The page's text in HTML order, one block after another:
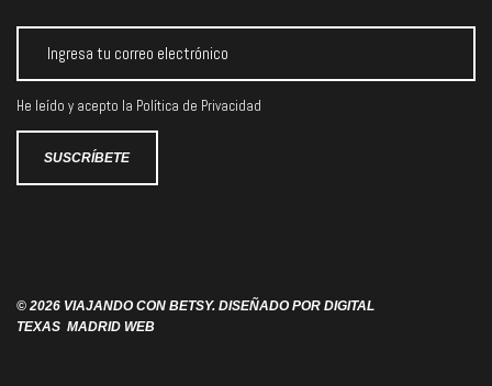
He leído y acepto la Política de Privacidad
© 2026 VIAJANDO CON BETSY. DISEÑADO POR DIGITAL
TEXAS MADRID WEB